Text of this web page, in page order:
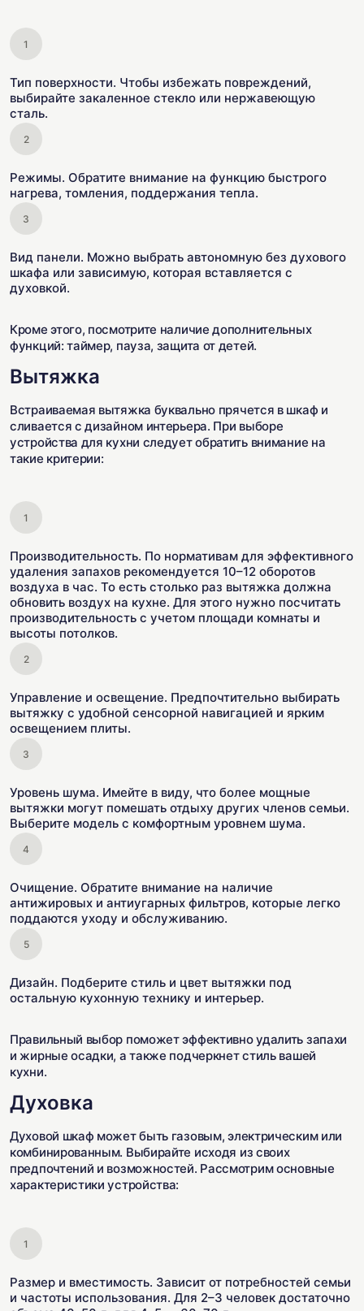
Тип поверхности. Чтобы избежать повреждений,
выбирайте закаленное стекло или нержавеющую
сталь.
Режимы. Обратите внимание на функцию быстрого
нагрева, томления, поддержания тепла.
Вид панели. Можно выбрать автономную без духового
шкафа или зависимую, которая вставляется с
духовкой.
Кроме этого, посмотрите наличие дополнительных
функций: таймер, пауза, защита от детей.
Вытяжка
Встраиваемая вытяжка буквально прячется в шкаф и
сливается с дизайном интерьера. При выборе
устройства для кухни следует обратить внимание на
такие критерии:
Производительность. По нормативам для эффективного
удаления запахов рекомендуется 10–12 оборотов
воздуха в час. То есть столько раз вытяжка должна
обновить воздух на кухне. Для этого нужно посчитать
производительность с учетом площади комнаты и
высоты потолков.
Управление и освещение. Предпочтительно выбирать
вытяжку с удобной сенсорной навигацией и ярким
освещением плиты.
Уровень шума. Имейте в виду, что более мощные
вытяжки могут помешать отдыху других членов семьи.
Выберите модель с комфортным уровнем шума.
Очищение. Обратите внимание на наличие
антижировых и антиугарных фильтров, которые легко
поддаются уходу и обслуживанию.
Дизайн. Подберите стиль и цвет вытяжки под
остальную кухонную технику и интерьер.
Правильный выбор поможет эффективно удалить запахи
и жирные осадки, а также подчеркнет стиль вашей
кухни.
Духовка
Духовой шкаф может быть газовым, электрическим или
комбинированным. Выбирайте исходя из своих
предпочтений и возможностей. Рассмотрим основные
характеристики устройства:
Размер и вместимость. Зависит от потребностей семьи
и частоты использования. Для 2–3 человек достаточно